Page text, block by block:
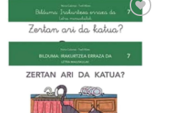
Añadir
lista de
deseos